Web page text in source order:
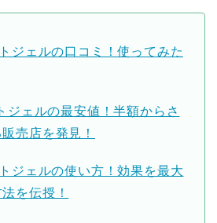
ジェルの口コミ！使ってみた
ジェルの最安値！半額からさ
売店を発見！
ジェルの使い方！効果を最大
を伝授！